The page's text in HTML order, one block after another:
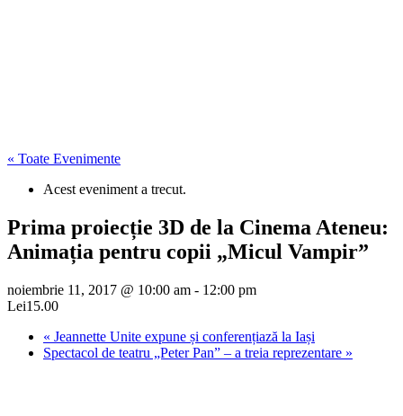
« Toate Evenimente
Acest eveniment a trecut.
Prima proiecție 3D de la Cinema Ateneu:
Animația pentru copii „Micul Vampir”
noiembrie 11, 2017 @ 10:00 am - 12:00 pm
Lei15.00
« Jeannette Unite expune și conferențiază la Iași
Spectacol de teatru „Peter Pan” – a treia reprezentare »